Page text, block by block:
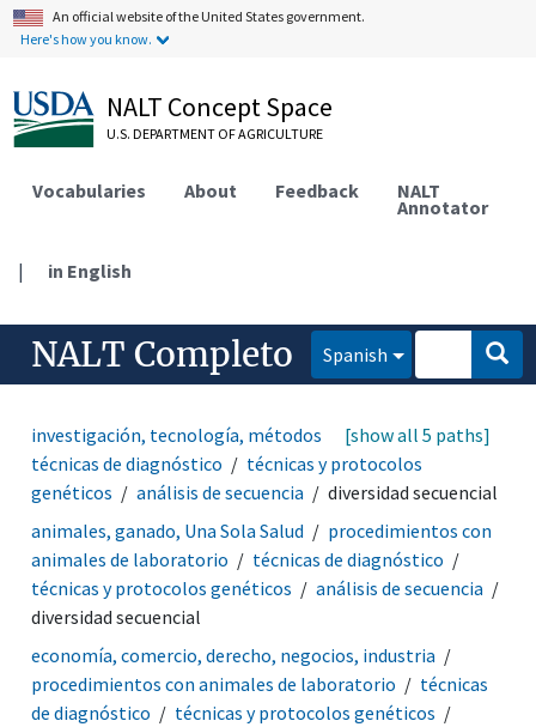
An official website of the United States government.
Here's how you know.
NALT Concept Space
U.S. DEPARTMENT OF AGRICULTURE
Vocabularies About Feedback NALT
Annotator
| in English
NALT Completo Spanish
investigación, tecnología, métodos
metodología
técnicas de diagnóstico
técnicas y protocolos
genéticos
análisis de secuencia diversidad secuencial
[show all 5 paths]
animales, ganado, Una Sola Salud
procedimientos con
animales de laboratorio
técnicas de diagnóstico
técnicas y protocolos genéticos
análisis de secuencia
diversidad secuencial
economía, comercio, derecho, negocios, industria
procedimientos con animales de laboratorio
técnicas
de diagnóstico
técnicas y protocolos genéticos